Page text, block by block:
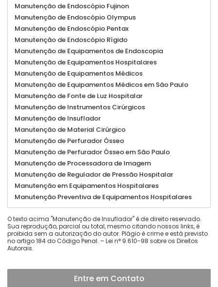
Manutenção de Endoscópio Fujinon
Manutenção de Endoscópio Olympus
Manutenção de Endoscópio Pentax
Manutenção de Endoscópio Rígido
Manutenção de Equipamentos de Endoscopia
Manutenção de Equipamentos Hospitalares
Manutenção de Equipamentos Médicos
Manutenção de Equipamentos Médicos em São Paulo
Manutenção de Fonte de Luz Hospitalar
Manutenção de Instrumentos Cirúrgicos
Manutenção de Insuflador
Manutenção de Material Cirúrgico
Manutenção de Perfurador Ósseo
Manutenção de Perfurador Ósseo em São Paulo
Manutenção de Processadora de Imagem
Manutenção de Regulador de Pressão Hospitalar
Manutenção em Equipamentos Hospitalares
Manutenção Preventiva de Equipamentos Hospitalares
O texto acima "Manutenção de Insuflador" é de direito reservado.
Sua reprodução, parcial ou total, mesmo citando nossos links, é
proibida sem a autorização do autor. Plágio é crime e está previsto
no artigo 184 do Código Penal. –Lei n° 9.610-98 sobre os Direitos
Autorais.
Entre em Contato